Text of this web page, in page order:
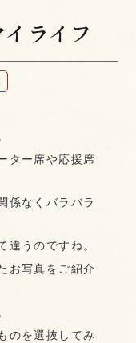
ライフ
ター席や応援席
係なくバラバラ
違うのですね。
お写真をご紹介
のを選抜してみ